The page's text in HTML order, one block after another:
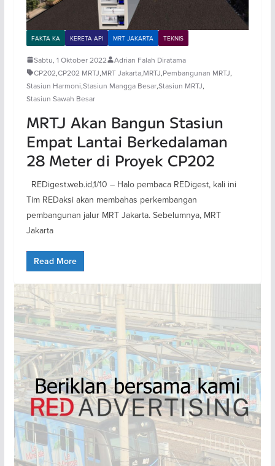
FAKTA KA KERETA API MRT JAKARTA TEKNIS
Sabtu, 1 Oktober 2022
Adrian Falah Diratama
CP202,CP202 MRTJ,MRT Jakarta,MRTJ,Pembangunan MRTJ,
Stasiun Harmoni,Stasiun Mangga Besar,Stasiun MRTJ,
Stasiun Sawah Besar
MRTJ Akan Bangun Stasiun
Empat Lantai Berkedalaman
28 Meter di Proyek CP202
REDigest.web.id,1/10 – Halo pembaca REDigest, kali ini
Tim REDaksi akan membahas perkembangan
pembangunan jalur MRT Jakarta. Sebelumnya, MRT
Jakarta
Read More